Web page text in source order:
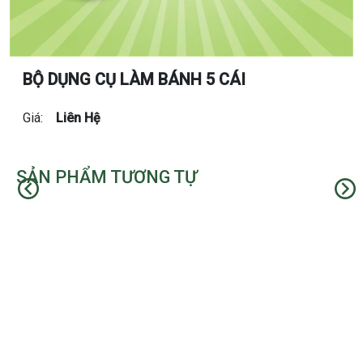
BỘ DỤNG CỤ LÀM BÁNH 5 CÁI
Giá: Liên Hệ
SẢN PHẨM TƯƠNG TỰ
Trước Kế